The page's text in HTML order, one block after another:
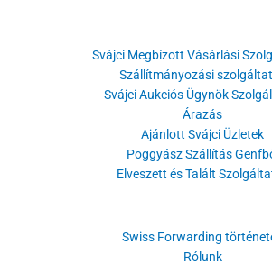
Svájci Megbízott Vásárlási
Szállítmányozási
Svájci Aukciós Ügynök
Árazás
Ajánlott Svájci Üzletek
Poggyász Szállítás
Elveszett és Talált
Swiss Forwarding
Rólunk